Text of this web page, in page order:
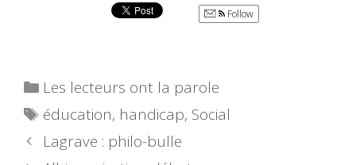
Follow
Catégories
Les lecteurs ont la parole
Étiquettes
éducation, handicap, Social
Lagrave : philo-bulle